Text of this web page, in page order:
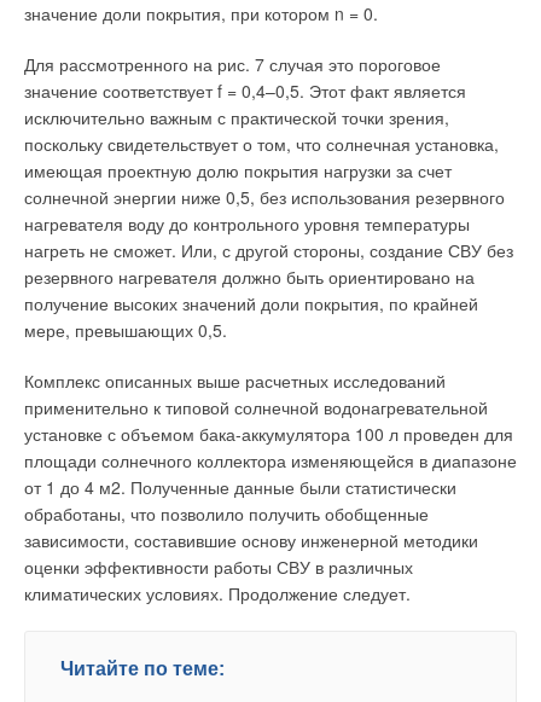
значение доли покрытия, при котором n = 0.
Для рассмотренного на рис. 7 случая это пороговое
значение соответствует f = 0,4–0,5. Этот факт является
исключительно важным с практической точки зрения,
поскольку свидетельствует о том, что солнечная установка,
имеющая проектную долю покрытия нагрузки за счет
солнечной энергии ниже 0,5, без использования резервного
нагревателя воду до контрольного уровня температуры
нагреть не сможет. Или, с другой стороны, создание СВУ без
резервного нагревателя должно быть ориентировано на
получение высоких значений доли покрытия, по крайней
мере, превышающих 0,5.
Комплекс описанных выше расчетных исследований
применительно к типовой солнечной водонагревательной
установке с объемом бака-аккумулятора 100 л проведен для
площади солнечного коллектора изменяющейся в диапазоне
от 1 до 4 м2. Полученные данные были статистически
обработаны, что позволило получить обобщенные
зависимости, составившие основу инженерной методики
оценки эффективности работы СВУ в различных
климатических условиях. Продолжение следует.
Читайте по теме:
Фазовые переходы 2 рода
Фазовые переходы второго рода (ФП2) протекают без
изменения агрегатного состояния вещества и представляют
собой структурную перестройку. Примерами ФП2 являются:
изменение кристаллографической модификации твердого
тела, переход диамагнетика в парамагнетик, сверхтекучесть
и сверхпроводимость. В случае ФП2 структурная
перестройка происходит именно в точке (точка Кюри, l-точка,
критическая точка) и характеризуется:
скачкообразным изменением значений
характеристических функций и физических свойств
системы при непрерывном и плавном изменении
обращением в нуль значений первых производных
характеристических функций и свойств системы
(энтропия, теплоемкость, энтальпия, изобарно-
изотермический потенциал, вязкость, плотность и т.д.) по
физическим параметрам (температура, давление,
химический потенциал, индукция магнитного,
напряженность электрического, частота акустического
поля, величина гетерогенной поверхности и т.д.), но
наличием разрыва функций вторых производных;
отсутствием поглощения или выделения тепла системой
взаимодействие между элементами системы: сколько